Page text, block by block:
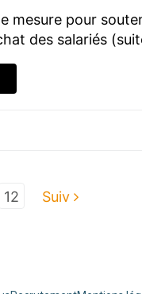
mesure pour
des salariés
12 Suiv